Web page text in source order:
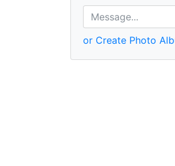
or Create Photo